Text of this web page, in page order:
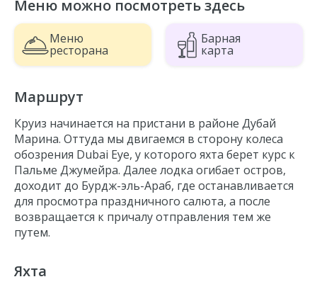
Dubai Mall
Burj Al Arab
Blue Waters Island
Palm Jumeirah
Dubai Eye
Skydive Dubai
Dubai Marina
Dubai Harbour
Меню можно посмотреть здесь
Меню
ресторана
Барная
карта
Маршрут
Круиз начинается на пристани в районе Дубай
Марина. Оттуда мы двигаемся в сторону колеса
обозрения Dubai Eye, у которого яхта берет курс к
Пальме Джумейра. Далее лодка огибает остров,
доходит до Бурдж-эль-Араб, где останавливается
для просмотра праздничного салюта, а после
возвращается к причалу отправления тем же
путем.
Яхта